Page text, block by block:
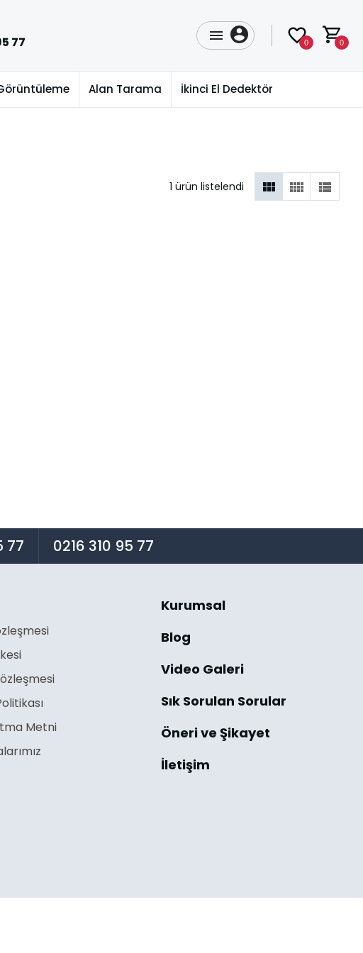
77 0 0
Alan Tarama İkinci El Dedektör
1 ürün listelendi
77 0216 310 95 77
Metni
Kurumsal
Blog
Video Galeri
Sık Sorulan Sorular
Öneri ve Şikayet
İletişim